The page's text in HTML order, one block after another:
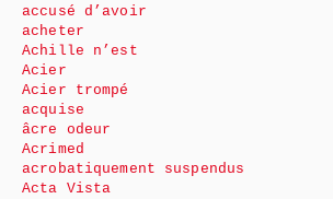
accusé d’avoir
acheter
Achille n’est
Acier
Acier trompé
acquise
âcre odeur
Acrimed
acrobatiquement suspendus
Acta Vista